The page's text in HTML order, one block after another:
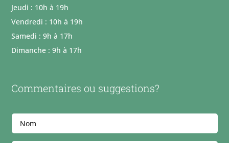
Jeudi : 10h à 19h
Vendredi : 10h à 19h
Samedi : 9h à 17h
Dimanche : 9h à 17h
Commentaires ou suggestions?